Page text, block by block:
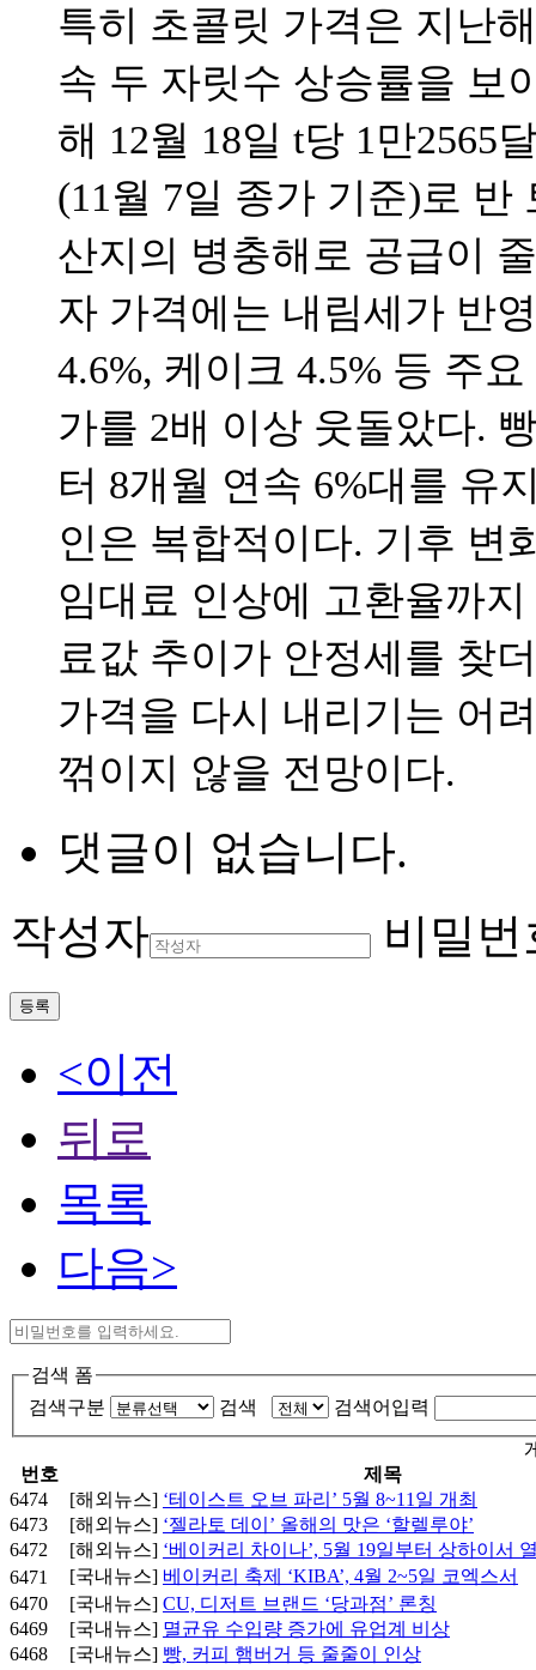
특히 초콜릿 가격은 지난
속 두 자릿수 상승률을 보
해 12월 18일 t당 1만2565
(11월 7일 종가 기준)로
산지의 병충해로 공급이
자 가격에는 내림세가 반
4.6%, 케이크 4.5% 등 주
가를 2배 이상 웃돌았다.
터 8개월 연속 6%대를 유
인은 복합적이다. 기후 변
임대료 인상에 고환율까
료값 추이가 안정세를 찾
가격을 다시 내리기는 어
꺾이지 않을 전망이다.
댓글이 없습니다.
작성자
비밀번
등록
<이전
뒤로
목록
다음>
검색 폼
검색구분
검색 검색어입력
번호
제목
6474
[해외뉴스] ‘테이스트 오브 파리’ 5월 8~11일 개최
6473
[해외뉴스] ‘젤라토 데이’ 올해의 맛은 ‘할렐루야’
6472
[해외뉴스] ‘베이커리 차이나’, 5월 19일부터 상하이서
6471
[국내뉴스] 베이커리 축제 ‘KIBA’, 4월 2~5일 코엑스서
6470
[국내뉴스] CU, 디저트 브랜드 ‘당과점’ 론칭
6469
[국내뉴스] 멸균유 수입량 증가에 유업계 비상
6468
[국내뉴스] 빵, 커피 햄버거 등 줄줄이 인상